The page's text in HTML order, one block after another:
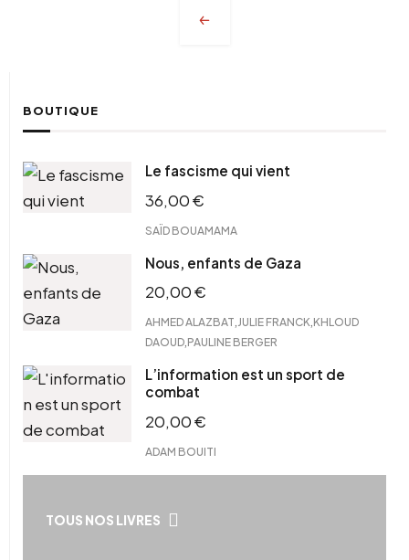
BOUTIQUE
Le fascisme qui vient
36,00€
SAÏD BOUAMAMA
Nous, enfants de Gaza
20,00€
AHMED ALAZBAT JULIE FRANCK KHLOUD
DAOUD PAULINE BERGER
L’information est un sport de
combat
20,00€
ADAM BOUITI
TOUS NOS LIVRES